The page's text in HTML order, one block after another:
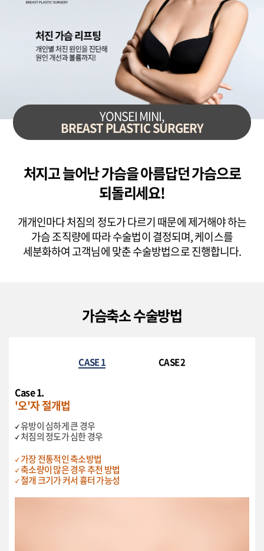
YONSEI MINI,
BREAST PLASTIC SURGERY
처지고 늘어난 가슴을아름답던 가슴으로
되돌리세요!
개개인마다 처짐의 정도가 다르기 때문에 제거해야 하는
가슴 조직량에 따라수술법이 결정되며, 케이스를
세분화하여 고객님에 맞춘 수술방법으로 진행합니다.
가슴축소 수술방법
CASE 1 CASE 2
Case 1.
'오'자 절개법
유방이 심하게 큰 경우
처짐의 정도가 심한 경우
가장 전통적인 축소방법
축소량이 많은 경우 추천 방법
절개 크기가 커서 흉터 가능성